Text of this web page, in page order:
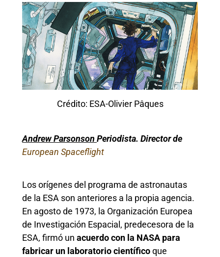
Crédito: ESA-Olivier Pâques
Andrew Parsonson Periodista. Director de
European Spaceflight
Los orígenes del programa de astronautas
de la ESA son anteriores a la propia agencia.
En agosto de 1973, la Organización Europea
de Investigación Espacial, predecesora de la
ESA, firmó un acuerdo con la NASA para
fabricar un laboratorio científicoque